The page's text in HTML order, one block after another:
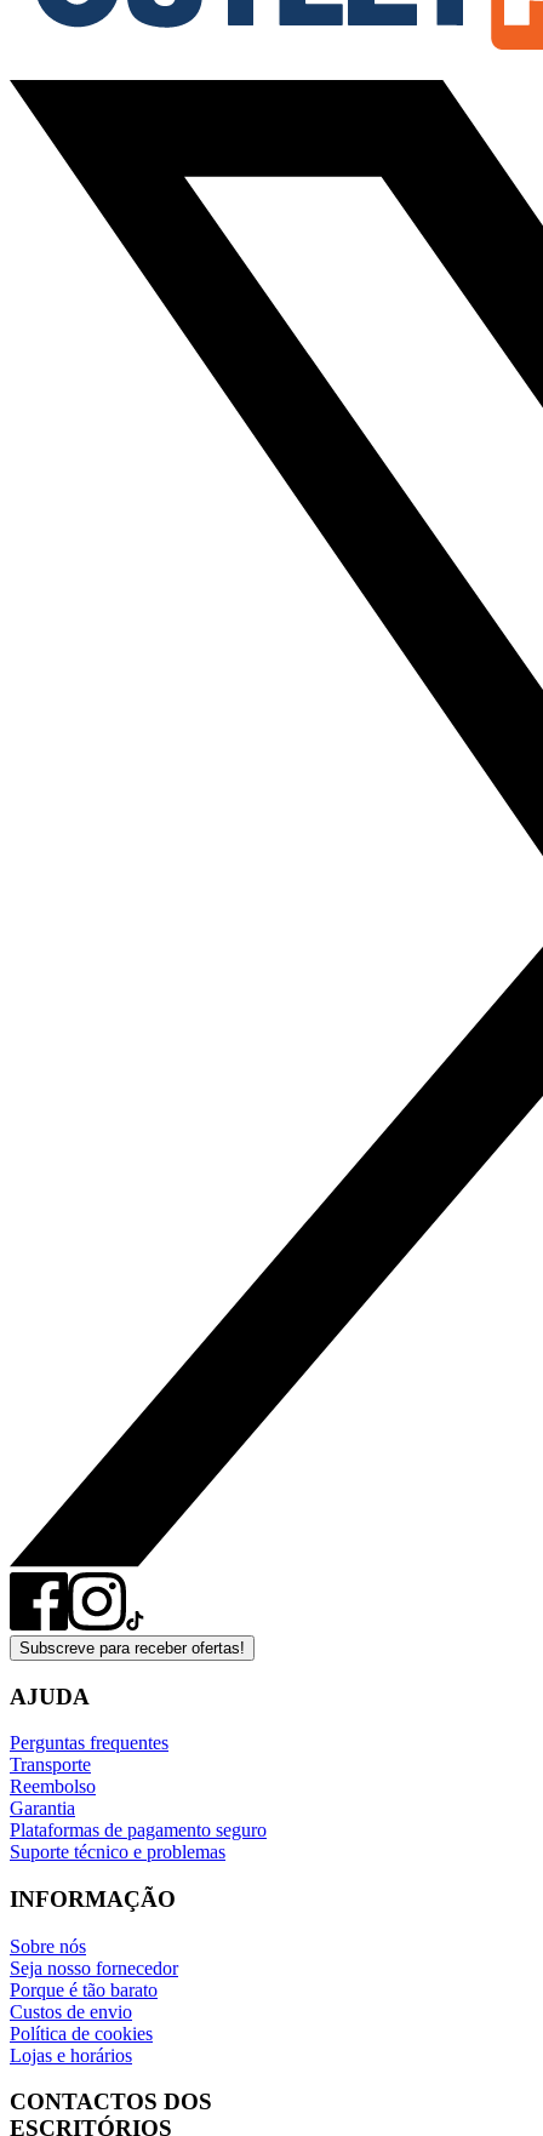
Subscreve para receber ofertas!
AJUDA
Perguntas frequentes
Transporte
Reembolso
Garantia
Plataformas de pagamento seguro
Suporte técnico e problemas
INFORMAÇÃO
Sobre nós
Seja nosso fornecedor
Porque é tão barato
Custos de envio
Política de cookies
Lojas e horários
CONTACTOS DOS
ESCRITÓRIOS